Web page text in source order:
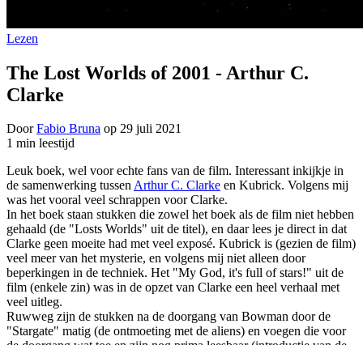
Lezen
The Lost Worlds of 2001 - Arthur C.
Clarke
DoorFabio Bruna op 29 juli 2021
1 min leestijd
Leuk boek, wel voor echte fans van de film. Interessant inkijkje in
de samenwerking tussenArthur C. Clarke en Kubrick. Volgens mij
was het vooral veel schrappen voor Clarke.
In het boek staan stukken die zowel het boek als de film niet hebben
gehaald (de "Losts Worlds" uit de titel), en daar lees je direct in dat
Clarke geen moeite had met veel exposé. Kubrick is (gezien de film)
veel meer van het mysterie, en volgens mij niet alleen door
beperkingen in de techniek. Het "My God, it's full of stars!" uit de
film (enkele zin) was in de opzet van Clarke een heel verhaal met
veel uitleg.
Ruwweg zijn de stukken na de doorgang van Bowman door de
"Stargate" matig (de ontmoeting met de aliens) en voegen die voor